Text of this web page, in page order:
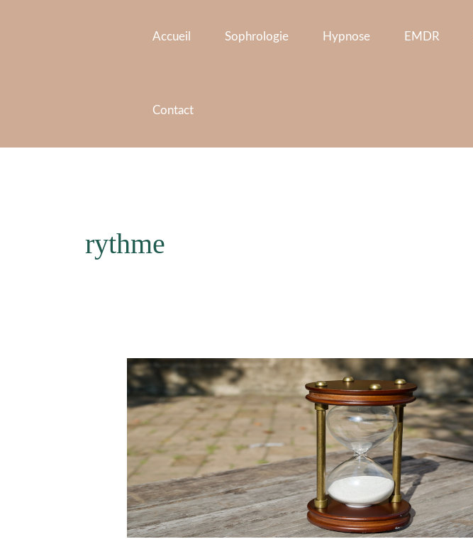
Accueil Sophrologie Hypnose EMDR
Contact
rythme
La
Slow
Life
et